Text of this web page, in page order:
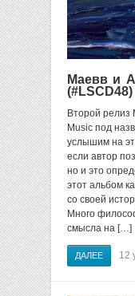
Маевв и
(#LSCD48)
Второй релиз
Music под
услышим на
если автор
но и это
этот альбом
со своей
Много
смысла на […]
ДАЛЕЕ 12